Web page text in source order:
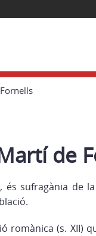
de
és sufragània de
romànica (s. XII)